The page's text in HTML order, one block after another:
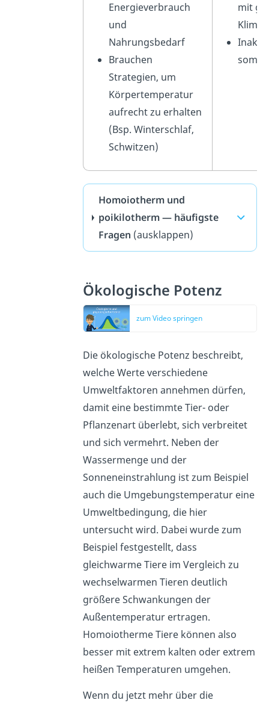
Energieverbrauch
und
Nahrungsbedarf
Brauchen
Strategien, um
Körpertemperatur
aufrecht zu erhalten
(Bsp. Winterschlaf,
Schwitzen)
mit
somit
Homoiotherm und
poikilotherm — häufigste
Fragen (ausklappen)
Ökologische Potenz
zum Video springen
Die ökologische Potenz beschreibt,
welche Werte verschiedene
Umweltfaktoren annehmen dürfen,
damit eine bestimmte Tier- oder
Pflanzenart überlebt, sich verbreitet
und sich vermehrt. Neben der
Wassermenge und der
Sonneneinstrahlung ist zum Beispiel
auch die Umgebungstemperatur eine
Umweltbedingung, die hier
untersucht wird. Dabei wurde zum
Beispiel festgestellt, dass
gleichwarme Tiere im Vergleich zu
wechselwarmen Tieren deutlich
größere Schwankungen der
Außentemperatur ertragen.
Homoiotherme Tiere können also
besser mit extrem kalten oder extrem
heißen Temperaturen umgehen.
Wenn du jetzt mehr über die